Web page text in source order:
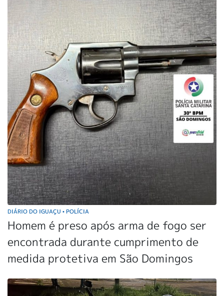
DIÁRIO DO IGUAÇU • POLÍCIA
Homem é preso após arma de fogo ser
encontrada durante cumprimento de
medida protetiva em São Domingos